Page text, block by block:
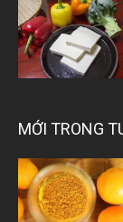
MỚI TRONG